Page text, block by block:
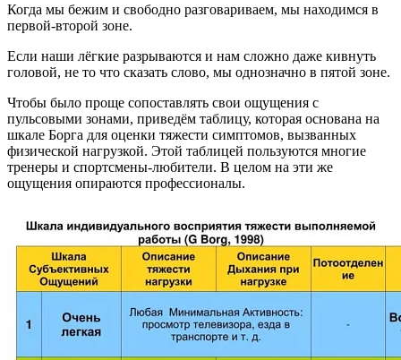
Когда мы бежим и свободно разговариваем, мы находимся в
первой-второй зоне.
Если наши лёгкие разрываются и нам сложно даже кивнуть
головой, не то что сказать слово, мы однозначно в пятой зоне.
Чтобы было проще сопоставлять свои ощущения с
пульсовыми зонами, приведём таблицу, которая основана на
шкале Борга для оценки тяжести симптомов, вызванных
физической нагрузкой. Этой таблицей пользуются многие
тренеры и спортсмены-любители. В целом на эти же
ощущения опираются профессионалы.